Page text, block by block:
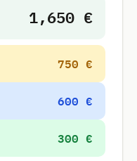
1,650 €
750 €
600 €
300 €